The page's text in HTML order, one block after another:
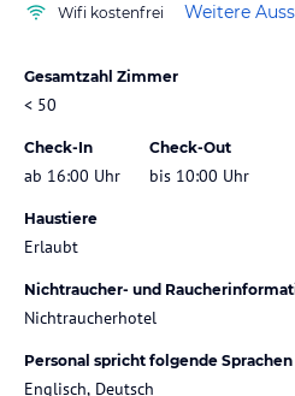
Wifi kostenfrei Weitere
Gesamtzahl Zimmer
< 50
Check-In
ab 16:00 Uhr
Check-Out
bis 10:00 Uhr
Haustiere
Erlaubt
Nichtraucher- und
Nichtraucherhotel
Personal spricht folgende Sprachen
Englisch, Deutsch